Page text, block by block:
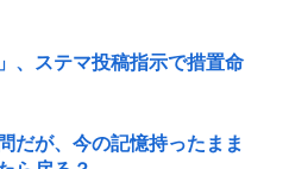
、ステマ投稿指示で措置命
だが、今の記憶持ったまま